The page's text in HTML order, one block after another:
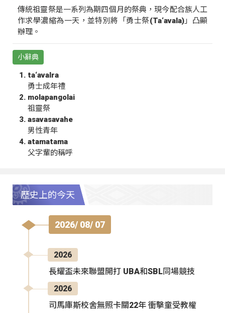
傳統祖靈祭是一系列為期四個月的祭典，現今配合族人工
作求學濃縮為一天，並特別將「勇士祭(Ta‘avala)」凸顯
辦理。
小辭典
ta‘avalra
勇士成年禮
molapangolai
祖靈祭
asavasavahe
男性青年
atamatama
父字輩的稱呼
歷史上的今天
2026/ 08/ 07
2026
長耀盃未來聯盟開打 UBA和SBL同場競技
2026
司馬庫斯校舍無照卡關22年 衝擊童受教權